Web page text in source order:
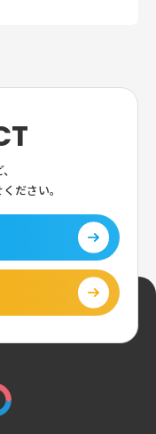
ださい。